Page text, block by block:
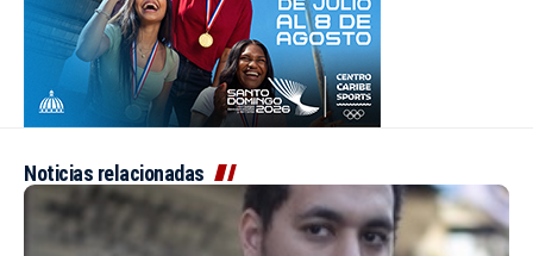
Noticias relacionadas